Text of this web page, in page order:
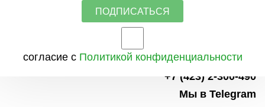
ПОДПИСАТЬСЯ
согласие с Политикой конфиденциальности
+7 (423) 2-300-490
Мы в Telegram